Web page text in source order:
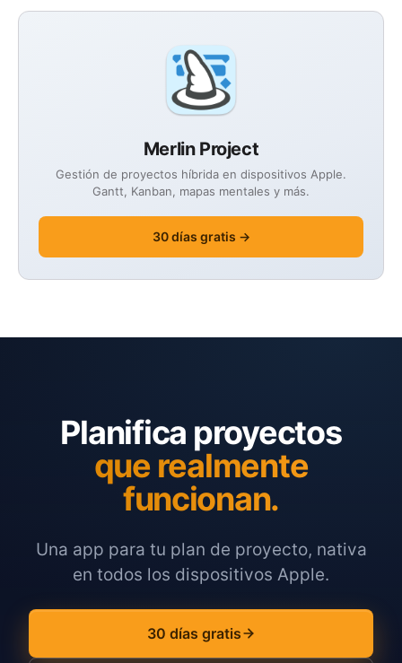
Merlin Project
Gestión de proyectos híbrida en dispositivos Apple.
Gantt, Kanban, mapas mentales y más.
30 días gratis →
Planifica proyectos
que realmente
funcionan.
Una app para tu plan de proyecto, nativa
en todos los dispositivos Apple.
30 días gratis